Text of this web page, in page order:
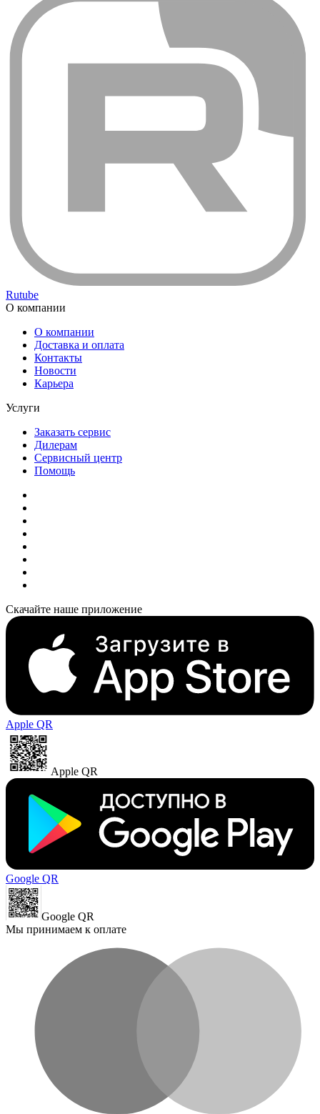
Rutube
О компании
О компании
Доставка и оплата
Контакты
Новости
Карьера
Услуги
Заказать сервис
Дилерам
Сервисный центр
Помощь
Скачайте наше приложение
Apple QR
Apple QR
Google QR
Google QR
Мы принимаем к оплате